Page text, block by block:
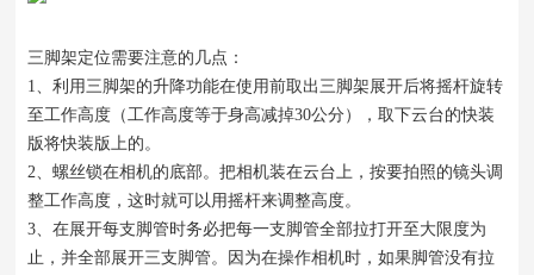
三脚架定位需要注意的几点：
1、利用三脚架的升降功能在使用前取出三脚架展开后将摇杆旋转
至工作高度（工作高度等于身高减掉30公分），取下云台的快装
版将快装版上的。
2、螺丝锁在相机的底部。把相机装在云台上，按要拍照的镜头调
整工作高度，这时就可以用摇杆来调整高度。
3、在展开每支脚管时务必把每一支脚管全部拉打开至大限度为
止，并全部展开三支脚管。因为在操作相机时，如果脚管没有拉